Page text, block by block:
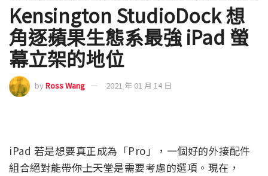
Kensington StudioDock 想
角逐蘋果生態系最強 iPad 螢
幕立架的地位
byRoss Wang 2021 年 01 月 14 日
iPad 若是想要真正成為「Pro」，一個好的外接配件
組合絕對能帶你上天堂是需要考慮的選項。現在，